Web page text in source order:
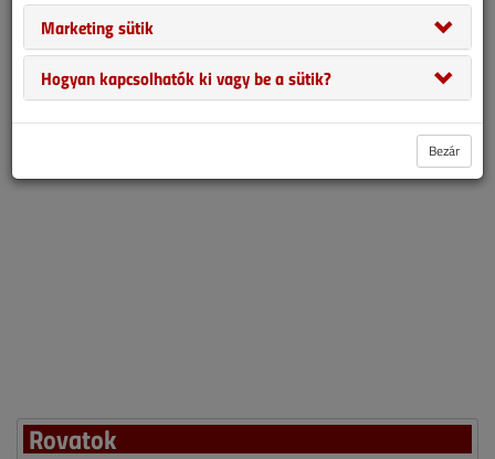
kiírt, sorrendben immár nyolcadik Év Medencéje
Pályázat 2016 díjátadására. A bárki által látogatható
léte...
Rovatok
Marketing sütik
Hogyan kapcsolhatók ki vagy be a sütik?
Bezár